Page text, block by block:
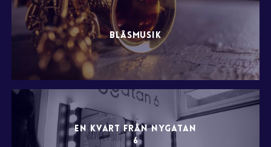
BLÅSMUSIK
EN KVART FRÅN NYGATAN
6